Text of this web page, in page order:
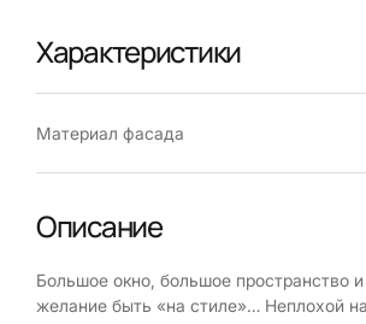
Характеристики
Материал фасада
Описание
Большое окно, большое пространство
желание быть «на стиле»… Неплохой